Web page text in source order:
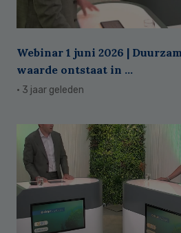
Webinar 1 juni 2026 |
waarde ontstaat in ...
· 3 jaar geleden